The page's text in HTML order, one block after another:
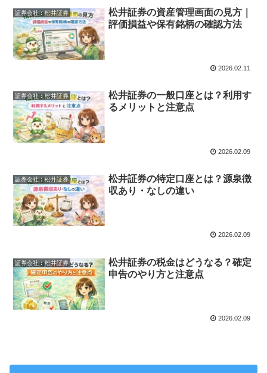
証券会社︰松井証券
松井証券の資産管理画面の見方｜
評価損益や保有銘柄の確認方法
2026.02.11
証券会社︰松井証券
松井証券の一般口座とは？利用す
るメリットと注意点
2026.02.09
証券会社︰松井証券
松井証券の特定口座とは？源泉徴
収あり・なしの違い
2026.02.09
証券会社︰松井証券
松井証券の税金はどうなる？確定
申告のやり方と注意点
2026.02.09